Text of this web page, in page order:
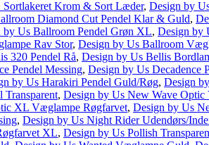
Krom & Sort Læder, Design by
Diamond Cut Pendel Klar & Guld,
by Us Ballroom Pendel Grøn XL, Design by
Rav Stor, Design by Us Ballroom
320 Pendel Rå, Design by Us Bellis
Pendel Messing, Design by Us Decadence
by Us Harakiri Pendel Guld/Røg, Design
Transparent, Design by Us New Wave Optic
XL Væglampe Røgfarvet, Design by Us
, Design by Us Night Rider Udendørs/
XL, Design by Us Pollish